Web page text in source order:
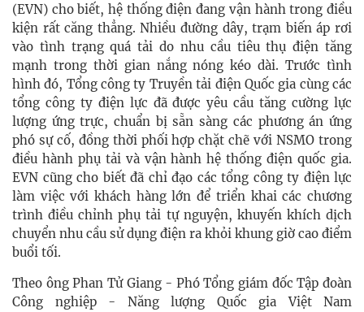
(EVN) cho biết, hệ thống điện đang vận hành trong điều
kiện rất căng thẳng. Nhiều đường dây, trạm biến áp rơi
vào tình trạng quá tải do nhu cầu tiêu thụ điện tăng
mạnh trong thời gian nắng nóng kéo dài. Trước tình
hình đó, Tổng công ty Truyền tải điện Quốc gia cùng các
tổng công ty điện lực đã được yêu cầu tăng cường lực
lượng ứng trực, chuẩn bị sẵn sàng các phương án ứng
phó sự cố, đồng thời phối hợp chặt chẽ với NSMO trong
điều hành phụ tải và vận hành hệ thống điện quốc gia.
EVN cũng cho biết đã chỉ đạo các tổng công ty điện lực
làm việc với khách hàng lớn để triển khai các chương
trình điều chỉnh phụ tải tự nguyện, khuyến khích dịch
chuyển nhu cầu sử dụng điện ra khỏi khung giờ cao điểm
buổi tối.
Theo ông Phan Tử Giang - Phó Tổng giám đốc Tập đoàn
Công nghiệp - Năng lượng Quốc gia Việt Nam